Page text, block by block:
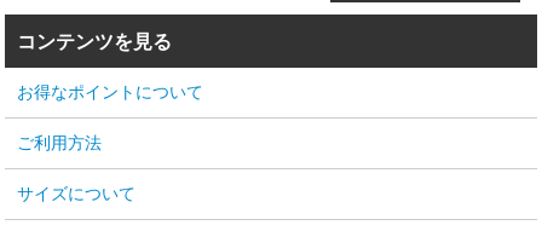
コンテンツを見る
お得なポイントについて
ご利用方法
サイズについて